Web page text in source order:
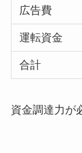
広告費
運転資金
合計
資金調達力が